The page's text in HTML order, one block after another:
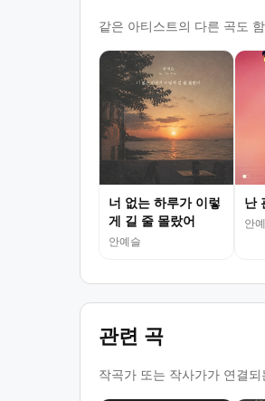
같은 아티스트의 다른 곡도
너 없는 하루가 이렇
게 길 줄 몰랐어
안예슬
난
안
관련 곡
작곡가 또는 작사가가 연결